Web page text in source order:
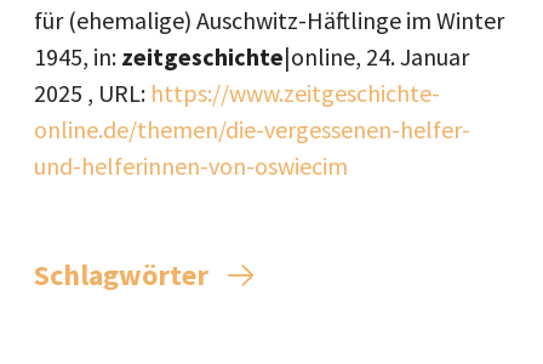
für (ehemalige) Auschwitz-Häftlinge im Winter
1945, in: zeitgeschichte|online, 24. Januar
2025 , URL: https://www.zeitgeschichte-
online.de/themen/die-vergessenen-helfer-
und-helferinnen-von-oswiecim
Schlagwörter